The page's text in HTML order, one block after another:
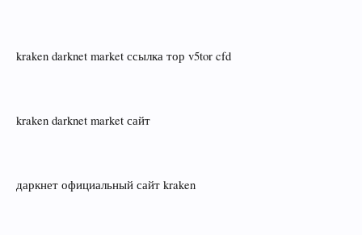
kraken darknet market ссылка тор v5tor cfd
kraken darknet market сайт
даркнет официальный сайт kraken